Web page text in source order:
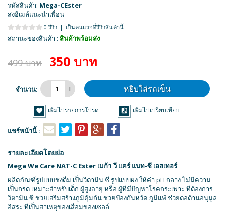
รหัสสินค้า: Mega-CEster
ส่งอีเมล์แนะนำเพื่อน
0 รีวิว | เป็นคนแรกที่รีวิวสินค้านี้
สถานะของสินค้า : สินค้าพร้อมส่ง
499 บาท 350 บาท
จำนวน: หยิบใส่รถเข็น
เพิ่มไปรายการโปรด เพิ่มไปเปรียบเทียบ
แชร์หน้านี้ :
รายละเอียดโดยย่อ
Mega We Care NAT-C Ester เมก้า วี แคร์ แนท-ซี เอสเทอร์
ผลิตภัณฑ์รูปแบบชงดื่ม เป็นวิตามิน ซี รูปแบบผง ให้ค่า pH กลาง ไม่มีความ
เป็นกรด เหมาะสำหรับเด็ก ผู้สูงอายุ หรือ ผู้ที่มีปัญหาโรคกระเพาะ ที่ต้องการ
วิตามิน ซี ช่วยเสริมสร้างภูมิคุ้มกัน ช่วยป้องกันหวัด ภูมิแพ้ ช่วยต่อต้านอนุมูล
อิสระ ที่เป็นสาเหตุของเสื่อมของเซลล์